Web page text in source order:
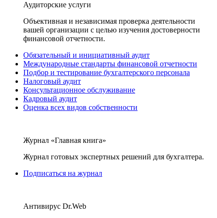
Аудиторские услуги
Объективная и независимая проверка деятельности
вашей организации с целью изучения достоверности
финансовой отчетности.
Обязательный и инициативный аудит
Международные стандарты финансовой отчетности
Подбор и тестирование бухгалтерского персонала
Налоговый аудит
Консультационное обслуживание
Кадровый аудит
Оценка всех видов собственности
Журнал «Главная книга»
Журнал готовых экспертных решений для бухгалтера.
Подписаться на журнал
Антивирус Dr.Web